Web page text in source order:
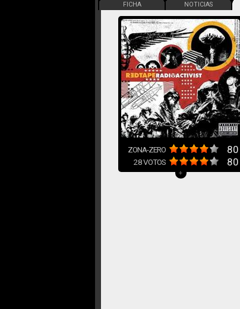
FICHA NOTICIAS
ZONA-ZERO 80
28VOTOS 80
+